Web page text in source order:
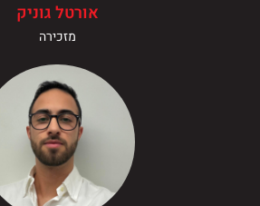
אורטל גוניק
מזכירה